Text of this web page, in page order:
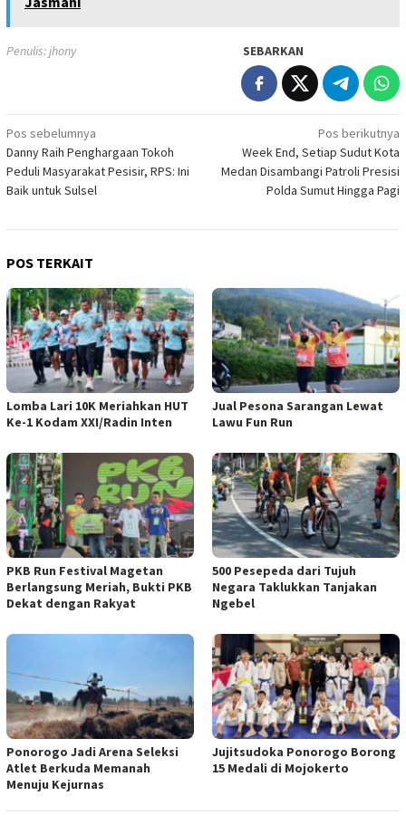
Penulis: jhony SEBARKAN
Navigasi
pos
Pos sebelumnya
Danny Raih Penghargaan Tokoh
Peduli Masyarakat Pesisir, RPS: Ini
Baik untuk Sulsel
Pos berikutnya
Week End, Setiap Sudut Kota
Medan Disambangi Patroli Presisi
Polda Sumut Hingga Pagi
POS TERKAIT
Lomba Lari 10K Meriahkan HUT
Ke-1 Kodam XXI/Radin Inten
Jual Pesona Sarangan Lewat
Lawu Fun Run
PKB Run Festival Magetan
Berlangsung Meriah, Bukti PKB
Dekat dengan Rakyat
500 Pesepeda dari Tujuh
Negara Taklukkan Tanjakan
Ngebel
Ponorogo Jadi Arena Seleksi
Atlet Berkuda Memanah
Menuju Kejurnas
Jujitsudoka Ponorogo Borong
15 Medali di Mojokerto